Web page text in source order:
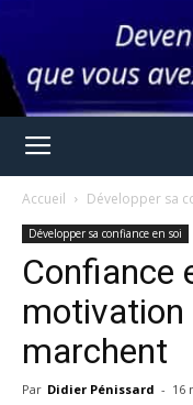
Accueil Développer sa
Développer sa confiance en soi
Confiance
motivation
marchent
Par Didier Pénissard - 16